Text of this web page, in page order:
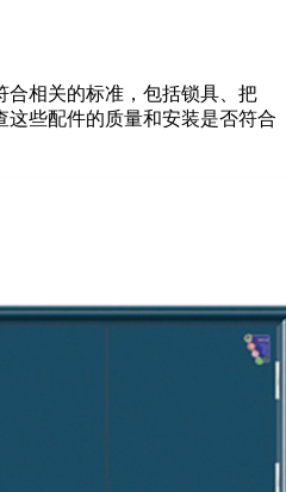
相关的标准，包括锁具、把
些配件的质量和安装是否符合